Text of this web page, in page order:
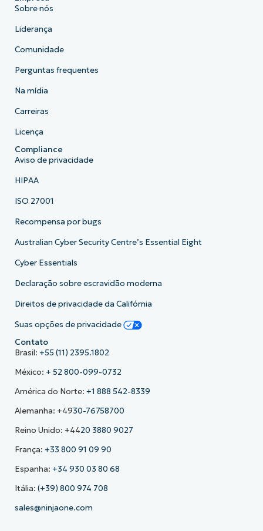
Sobre nós
Liderança
Comunidade
Perguntas frequentes
Na mídia
Carreiras
Licença
Compliance
Aviso de privacidade
HIPAA
ISO 27001
Recompensa por bugs
Australian Cyber Security Centre’s Essential Eight
Cyber Essentials
Declaração sobre escravidão moderna
Direitos de privacidade da Califórnia
Suas opções de privacidade
Contato
Brasil: +55 (11) 2395.1802
México: + 52 800-099-0732
América do Norte: +1 888 542-8339
Alemanha: +4930-76758700
Reino Unido: +4420 3880 9027
França: +33 800 91 09 90
Espanha: +34 930 03 80 68
Itália: (+39) 800 974 708
sales@ninjaone.com